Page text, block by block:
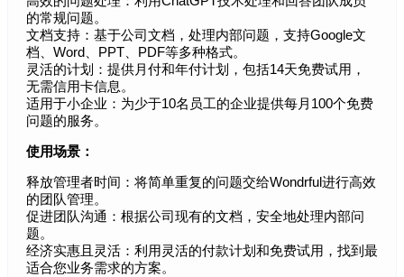
的常规问题。
文档支持：基于公司文档，处理内部问题，支持Google文
档、Word、PPT、PDF等多种格式。
灵活的计划：提供月付和年付计划，包括14天免费试用，
无需信用卡信息。
适用于小企业：为少于10名员工的企业提供每月100个免费
问题的服务。
使用场景：
释放管理者时间：将简单重复的问题交给Wondrful进行高效
的团队管理。
促进团队沟通：根据公司现有的文档，安全地处理内部问
题。
经济实惠且灵活：利用灵活的付款计划和免费试用，找到最
适合您业务需求的方案。